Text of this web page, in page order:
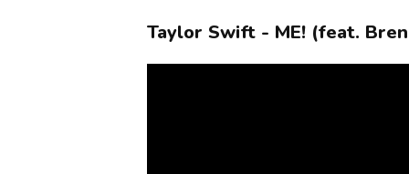
Taylor Swift - ME! (feat.